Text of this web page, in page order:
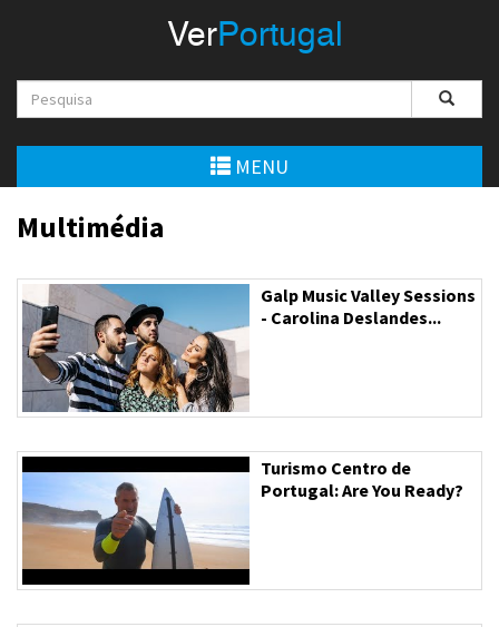
Empreendedorismo
Construção e Imobiliário
Cultura e Educação
Economia
Gastronomia
Telecomunicações
Turismo e Lazer
Desporto
VerPortugal
MENU
Multimédia
Galp Music Valley Sessions
- Carolina Deslandes...
Turismo Centro de
Portugal: Are You Ready?